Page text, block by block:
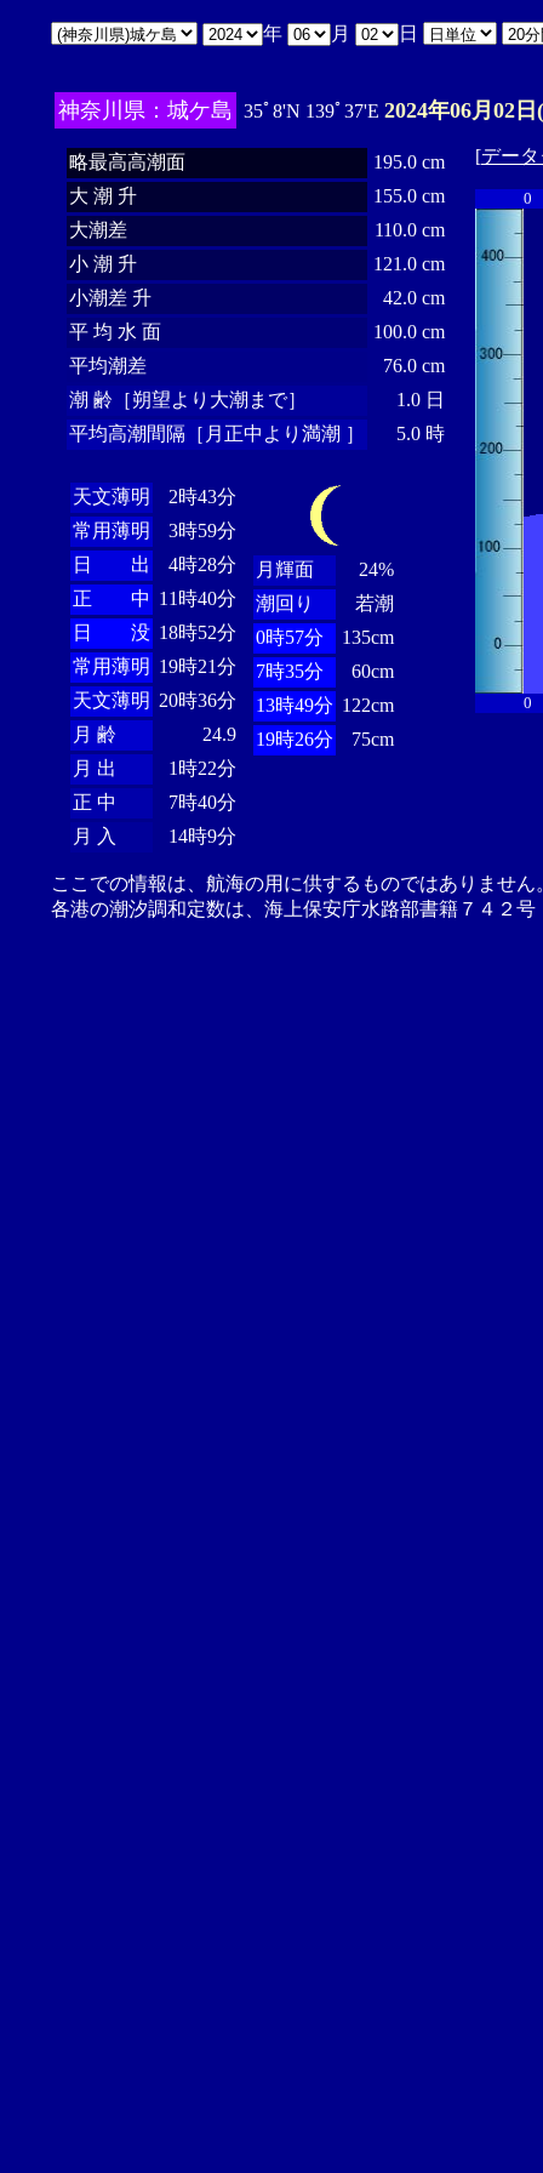
年 月 日
神奈川県：城ケ島 35ﾟ8'N 139ﾟ37'E 2024年06月02
略最高高潮面
195.0 cm
大 潮 升
155.0 cm
大潮差
110.0 cm
小 潮 升
121.0 cm
小潮差 升
42.0 cm
平 均 水 面
100.0 cm
平均潮差
76.0 cm
潮 齢［朔望より大潮まで］
1.0 日
平均高潮間隔［月正中より満潮 ］
5.0 時
天文薄明
2時43分
常用薄明
3時59分
日 出
4時28分
正 中 11時40分
日 没 18時52分
常用薄明 19時21分
天文薄明 20時36分
月 齢
24.9
月 出
1時22分
正 中
7時40分
月 入
14時9分
月輝面
24%
潮回り
若潮
0時57分
135cm
7時35分
60cm
13時49分 122cm
19時26分
75cm
[デー
0
0
ここでの情報は、航海の用に供するものではありませ
各港の潮汐調和定数は、海上保安庁水路部書籍７４２